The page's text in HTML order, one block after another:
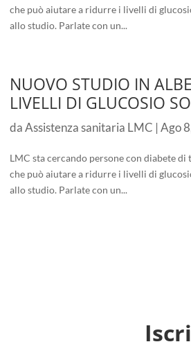
che può aiutare a ridurre i livelli di
allo studio. Parlate con un...
NUOVO STUDIO IN
LIVELLI DI GLUCOSIO
daAssistenza sanitaria LMC |Ago
LMC sta cercando persone con diabete
che può aiutare a ridurre i livelli di
allo studio. Parlate con un...